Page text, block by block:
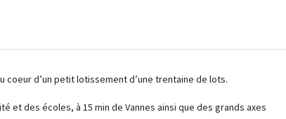
coeur d’un petit lotissement d’une trentaine de lots.
et des écoles, à 15 min de Vannes ainsi que des grands axes